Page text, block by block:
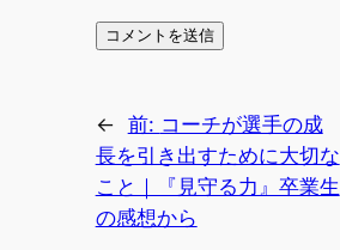
← 前: コーチが選手の成
長を引き出すために大切な
こと｜『見守る力』卒業生
の感想から